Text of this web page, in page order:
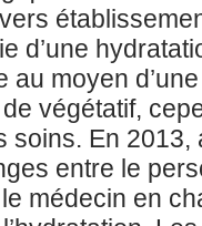
d’une
au moyen
végétatif,
soins. En
entre le
médecin en